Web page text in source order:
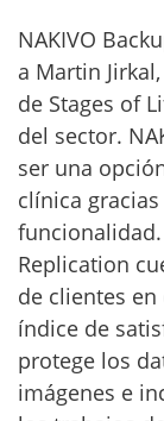
NAKIVO
a Martin
de Stages of
del sector.
ser una
clínica
funcionalidad.
Replication
de clientes
índice de
protege los
imágenes e